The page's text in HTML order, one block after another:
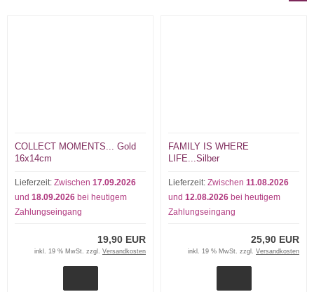
COLLECT MOMENTS... Gold
16x14cm
Lieferzeit: Zwischen 17.09.2026
und 18.09.2026 bei heutigem
Zahlungseingang
19,90 EUR
inkl. 19 % MwSt. zzgl. Versandkosten
FAMILY IS WHERE
LIFE...Silber
Lieferzeit: Zwischen 11.08.2026
und 12.08.2026 bei heutigem
Zahlungseingang
25,90 EUR
inkl. 19 % MwSt. zzgl. Versandkosten